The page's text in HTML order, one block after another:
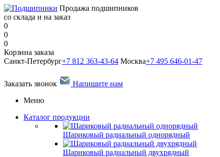
Продажа подшипников
со склада и на заказ
0
0
0
Корзина заказа
Санкт-Петербург+7 812 363-43-64 Москва+7 495 646-01-47
Заказать звонок
Напишите нам
Меню
Каталог продукции
Шариковый радиальный однорядный
Шариковый радиальный двухрядный